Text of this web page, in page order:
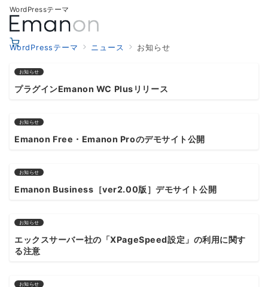
WordPressテーマ
WordPressテーマ ニュース お知らせ
お知らせ
プラグインEmanon WC Plusリリース
お知らせ
Emanon Free・Emanon Proのデモサイト公開
お知らせ
Emanon Business［ver2.00版］デモサイト公開
お知らせ
エックスサーバー社の「XPageSpeed設定」の利用に関す
る注意
お知らせ